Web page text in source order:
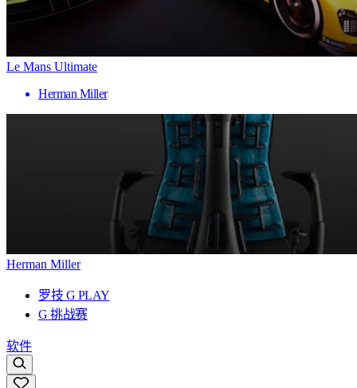
Le Mans Ultimate
Herman Miller
Herman Miller
罗技 G PLAY
G 挑战赛
软件